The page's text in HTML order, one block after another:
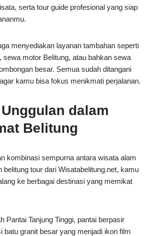
serta tour guide profesional yang siap
menyediakan layanan tambahan seperti
, sewa motor Belitung, atau bahkan sewa
besar. Semua sudah ditangani
kamu bisa fokus menikmati perjalanan.
dalam
Belitung
kombinasi sempurna antara wisata alam
belitung tour dari Wisatabelitung.net, kamu
ke berbagai destinasi yang memikat
Pantai Tanjung Tinggi, pantai berpasir
batu granit besar yang menjadi ikon film